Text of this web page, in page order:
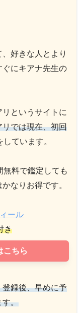
好きな人とより
にキアナ先生の
というサイトに
では現在、初回
しています。
無料で鑑定しても
なりお得です。
ール
き
こちら
録後、早めに予
す。